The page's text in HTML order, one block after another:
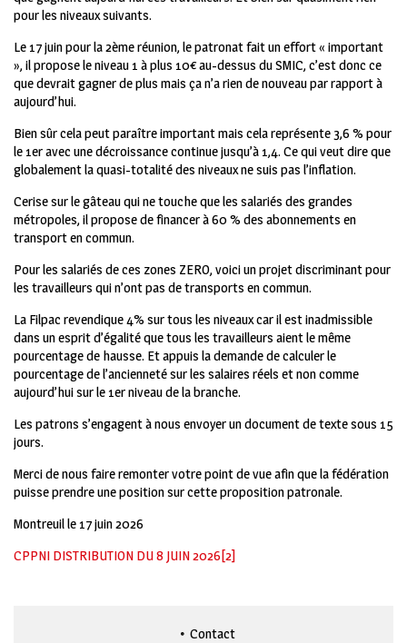
pour les niveaux suivants.
Le 17 juin pour la 2ème réunion, le patronat fait un effort « important
», il propose le niveau 1 à plus 10€ au-dessus du SMIC, c’est donc ce
que devrait gagner de plus mais ça n’a rien de nouveau par rapport à
aujourd’hui.
Bien sûr cela peut paraître important mais cela représente 3,6 % pour
le 1eravec une décroissance continue jusqu’à 1,4. Ce qui veut dire que
globalement la quasi-totalité des niveaux ne suis pas l’inflation.
Cerise sur le gâteau qui ne touche que les salariés des grandes
métropoles, il propose de financer à 60 % des abonnements en
transport en commun.
Pour les salariés de ces zones ZERO, voici un projet discriminant pour
les travailleurs qui n’ont pas de transports en commun.
La Filpac revendique 4% sur tous les niveaux car il est inadmissible
dans un esprit d’égalité que tous les travailleurs aient le même
pourcentage de hausse. Et appuis la demande de calculer le
pourcentage de l’ancienneté sur les salaires réels et non comme
aujourd’hui sur le 1erniveau de la branche.
Les patrons s’engagent à nous envoyer un document de texte sous 15
jours.
Merci de nous faire remonter votre point de vue afin que la fédération
puisse prendre une position sur cette proposition patronale.
Montreuil le 17 juin 2026
CPPNI DISTRIBUTION DU 8 JUIN 2026[2]
Contact